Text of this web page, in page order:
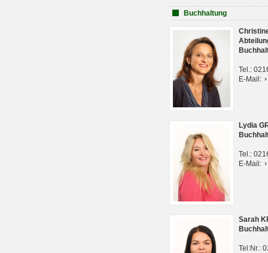
Buchhaltung
Tel.:
E-Mail:
Lydia
Tel.:
E-Mail:
Sarah
Tel:Nr.: